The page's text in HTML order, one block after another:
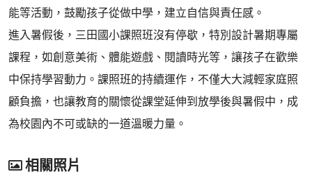
能等活動，鼓勵孩子從做中學，建立自信與責任感。
進入暑假後，三田國小課照班沒有停歇，特別設計暑期專屬
課程，如創意美術、體能遊戲、閱讀時光等，讓孩子在歡樂
中保持學習動力。課照班的持續運作，不僅大大減輕家庭照
顧負擔，也讓教育的關懷從課堂延伸到放學後與暑假中，成
為校園內不可或缺的一道溫暖力量。
相關照片